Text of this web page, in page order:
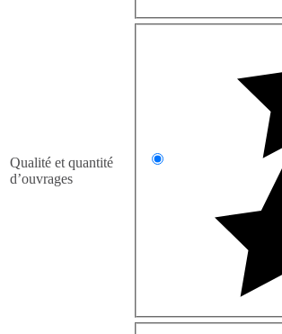
Qualité et quantité
d’ouvrages